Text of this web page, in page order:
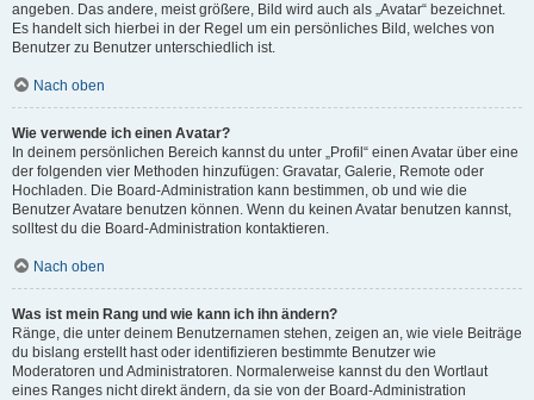
angeben. Das andere, meist größere, Bild wird auch als „Avatar“ bezeichnet.
Es handelt sich hierbei in der Regel um ein persönliches Bild, welches von
Benutzer zu Benutzer unterschiedlich ist.
Nach oben
Wie verwende ich einen Avatar?
In deinem persönlichen Bereich kannst du unter „Profil“ einen Avatar über eine
der folgenden vier Methoden hinzufügen: Gravatar, Galerie, Remote oder
Hochladen. Die Board-Administration kann bestimmen, ob und wie die
Benutzer Avatare benutzen können. Wenn du keinen Avatar benutzen kannst,
solltest du die Board-Administration kontaktieren.
Nach oben
Was ist mein Rang und wie kann ich ihn ändern?
Ränge, die unter deinem Benutzernamen stehen, zeigen an, wie viele Beiträge
du bislang erstellt hast oder identifizieren bestimmte Benutzer wie
Moderatoren und Administratoren. Normalerweise kannst du den Wortlaut
eines Ranges nicht direkt ändern, da sie von der Board-Administration